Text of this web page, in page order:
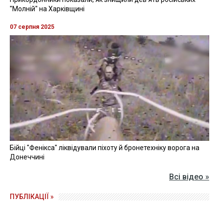
"Молній" на Харківщині
07 серпня 2025
Бійці "Фенікса" ліквідували піхоту й бронетехніку ворога на
Донеччині
Всі відео »
ПУБЛІКАЦІЇ »